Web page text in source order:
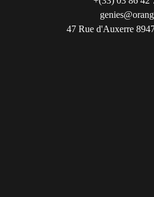
47 Rue d'Auxerre